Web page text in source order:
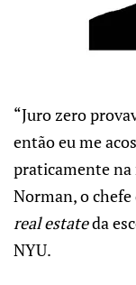
“Juro zero
então eu me
praticamente na
Norman, o
real estateda
NYU.